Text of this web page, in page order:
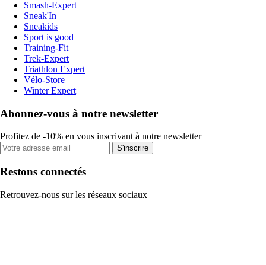
Smash-Expert
Sneak'In
Sneakids
Sport is good
Training-Fit
Trek-Expert
Triathlon Expert
Vélo-Store
Winter Expert
Abonnez-vous à notre newsletter
Profitez de -10% en vous inscrivant à notre newsletter
S'inscrire
Restons connectés
Retrouvez-nous sur les réseaux sociaux